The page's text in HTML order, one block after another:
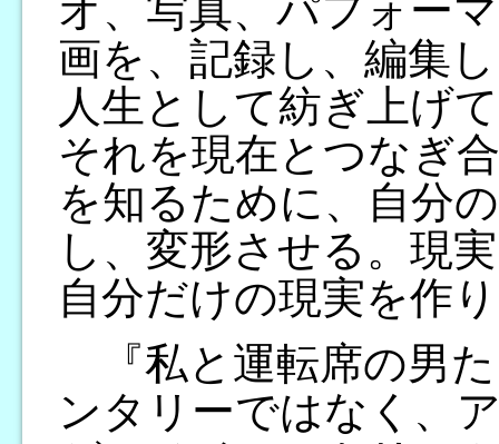
オ、写真、パフォー
画を、記録し、編集
人生として紡ぎ上げ
それを現在とつなぎ
を知るために、自分
し、変形させる。現
自分だけの現実を作
『私と運転席の男
ンタリーではなく、